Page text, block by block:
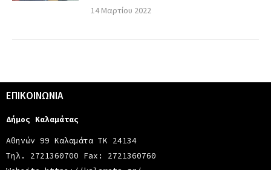
14 Μαρτίου 2022
ΕΠΙΚΟΙΝΩΝΙΑ
Δήμος Καλαμάτας
Αθηνών 99 Καλαμάτα ΤΚ 24134
Τηλ. 2721360700 Fax: 2721360760